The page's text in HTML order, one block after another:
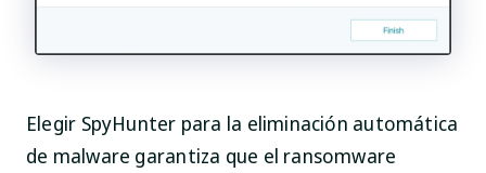
Elegir SpyHunter para la eliminación automática
de malware garantiza que el ransomware